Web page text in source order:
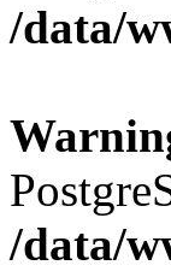
/data/
/data/